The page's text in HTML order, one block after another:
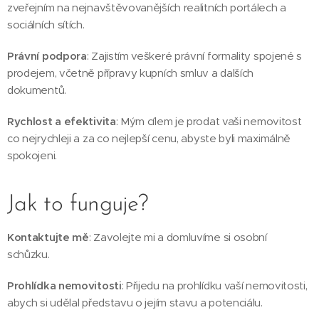
zveřejním na nejnavštěvovanějších realitních portálech a
sociálních sítích.
Právní podpora: Zajistím veškeré právní formality spojené s
prodejem, včetně přípravy kupních smluv a dalších
dokumentů.
Rychlost a efektivita: Mým cílem je prodat vaši nemovitost
co nejrychleji a za co nejlepší cenu, abyste byli maximálně
spokojeni.
Jak to funguje?
Kontaktujte mě: Zavolejte mi a domluvíme si osobní
schůzku.
Prohlídka nemovitosti: Přijedu na prohlídku vaší nemovitosti,
abych si udělal představu o jejím stavu a potenciálu.